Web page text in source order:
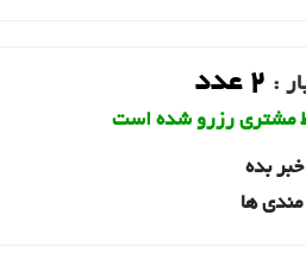
:
2 عدد
مشتری رزرو شده است
بده
مندی ها